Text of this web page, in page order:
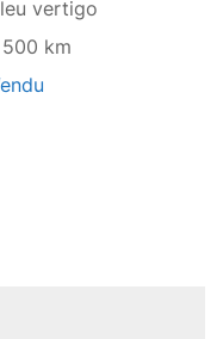
vertigo
500 km